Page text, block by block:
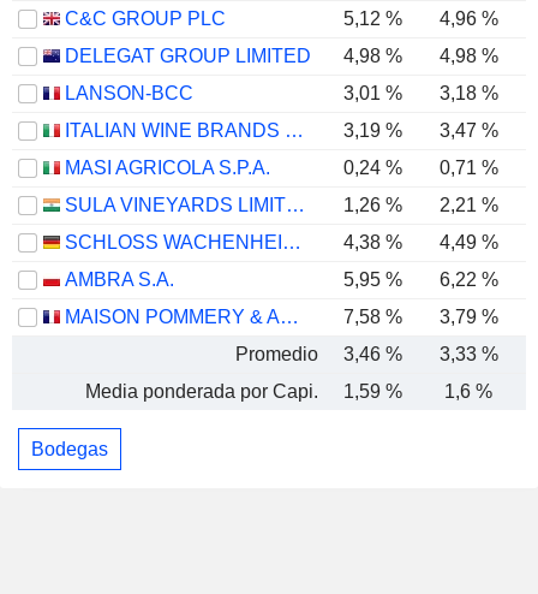
C&C GROUP PLC
5,12 %
4,96 %
DELEGAT GROUP LIMITED
4,98 %
4,98 %
LANSON-BCC
3,01 %
3,18 %
ITALIAN WINE BRANDS S.P.A.
3,19 %
3,47 %
MASI AGRICOLA S.P.A.
0,24 % 0,71 %
SULA VINEYARDS LIMITED
1,26 % 2,21 %
SCHLOSS WACHENHEIM AG
4,38 % 4,49 %
AMBRA S.A.
5,95 %
6,22 %
MAISON POMMERY & ASSOCIÉS
7,58 % 3,79 %
Promedio
3,46 %
3,33 %
Media ponderada por Capi.
1,59 % 1,6 %
Bodegas